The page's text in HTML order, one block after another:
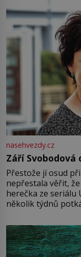
nasehvezdy.cz
Září Svobodová
Přestože jí osud
nepřestala věřit, že
herečka ze seriálu
několik týdnů